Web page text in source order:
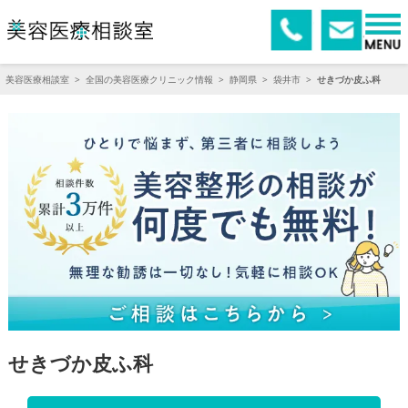
美容医療相談室 > 全国の美容医療クリニック情報 > 静岡県 > 袋井市 > せきづか皮ふ科
せきづか皮ふ科